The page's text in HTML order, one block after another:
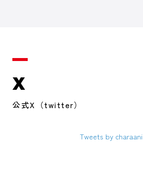
X
公式X（twitter）
Tweets by charaani